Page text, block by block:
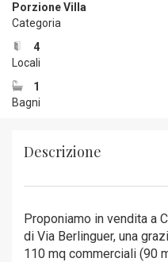
Porzione Villa
Categoria
4
Locali
1
Bagni
Descrizione
Proponiamo in vendita a
di Via Berlinguer, una
110 mq commerciali (90